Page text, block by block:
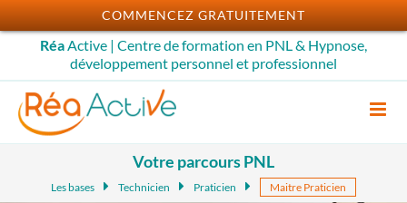
Passer
au
contenu
RéaActive | Centre de formation en PNL & Hypnose,
développement personnel et professionnel
Votre parcours PNL
Les bases Technicien Praticien Maitre Praticien
COMMENCEZ GRATUITEMENT